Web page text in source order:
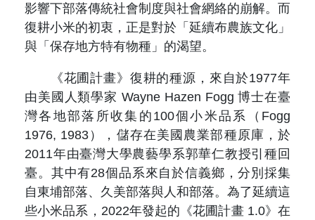
影響下部落傳統社會制度與社會網絡的崩解。而
復耕小米的初衷，正是對於「延續布農族文化」
與「保存地方特有物種」的渴望。
《花圃計畫》復耕的種源，來自於1977年
由美國人類學家 Wayne Hazen Fogg 博士在臺
灣各地部落所收集的100個小米品系（Fogg
1976, 1983），儲存在美國農業部種原庫，於
2011年由臺灣大學農藝學系郭華仁教授引種回
臺。其中有28個品系來自於信義鄉，分別採集
自東埔部落、久美部落與人和部落。為了延續這
些小米品系，2022年發起的《花圃計畫 1.0》在